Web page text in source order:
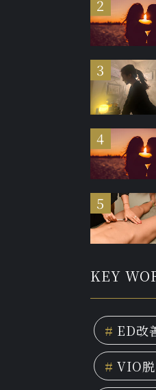
KEY
# ED改
# VIO